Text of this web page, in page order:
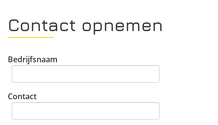
Contact opnemen
Bedrijfsnaam
Contact